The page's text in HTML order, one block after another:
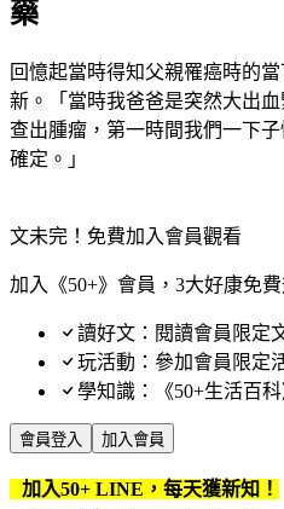
藥
回憶起當時得知父親罹癌時的
新。「當時我爸爸是突然大出
查出腫瘤，第一時間我們一下
確定。」
文未完！免費加入會員觀看
加入《50+》會員，3大好康免
讀好文：閱讀會員限定
玩活動：參加會員限定
學知識：《50+生活百
會員登入 加入會員
加入50+ LINE，每天獲新知！